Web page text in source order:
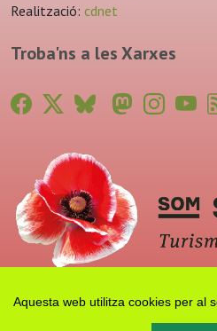
Aquesta web utilitza cookies per al
Realització: cdnet
Troba'ns a les Xarxes